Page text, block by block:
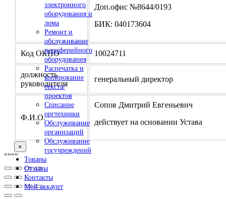
электронного
оборудования и
лома
Ремонт и
обслуживание
периферийного
оборудования
Распечатка и
копирование
текста/
проектов
Списание
оргтехники
Обслуживание
организаций
Обслуживание
госучреждений
Товары
Отзывы
Контакты
Мой аккаунт
Доп.офис №8644/0193
БИК: 040173604
Код ОКПО 10024711
должность
руководителя
генеральный директор
Ф.И.О.
Сопов Дмитрий Евгеньевич
действует на основании Устава
×
""""